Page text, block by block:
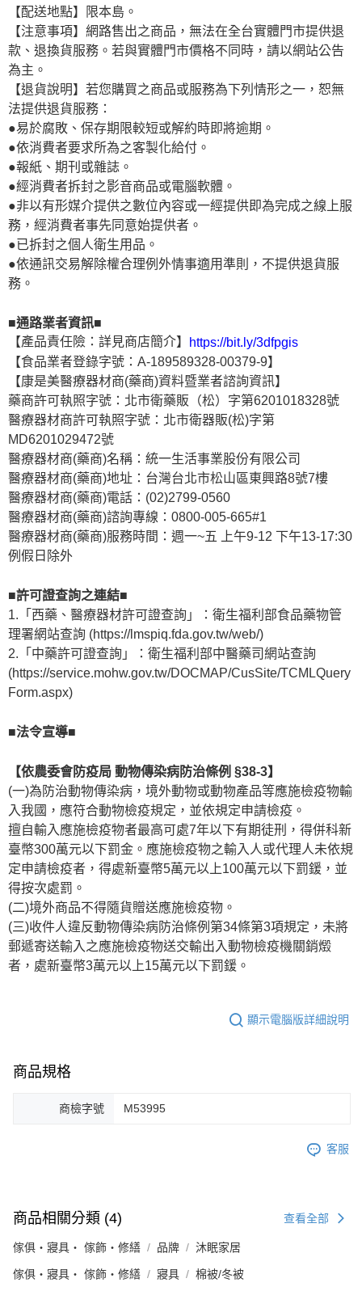
【配送地點】限本島。
【注意事項】網路售出之商品，無法在全台實體門市提供退
款、退換貨服務。若與實體門市價格不同時，請以網站公告
為主。
【退貨說明】若您購買之商品或服務為下列情形之一，恕無
法提供退貨服務：
●易於腐敗、保存期限較短或解約時即將逾期。
●依消費者要求所為之客製化給付。
●報紙、期刊或雜誌。
●經消費者拆封之影音商品或電腦軟體。
●非以有形媒介提供之數位內容或一經提供即為完成之線上服
務，經消費者事先同意始提供者。
●已拆封之個人衛生用品。
●依通訊交易解除權合理例外情事適用準則，不提供退貨服
務。
■通路業者資訊■
【產品責任險：詳見商店簡介】
https://bit.ly/3dfpgis
【食品業者登錄字號：A-189589328-00379-9】
【康是美醫療器材商(藥商)資料暨業者諮詢資訊】
藥商許可執照字號：北市衛藥販（松）字第6201018328號
醫療器材商許可執照字號：北市衛器販(松)字第
MD6201029472號
醫療器材商(藥商)名稱：統一生活事業股份有限公司
醫療器材商(藥商)地址：台灣台北市松山區東興路8號7樓
醫療器材商(藥商)電話：(02)2799-0560
醫療器材商(藥商)諮詢專線：0800-005-665#1
醫療器材商(藥商)服務時間：週一~五 上午9-12 下午13-17:30
例假日除外
■許可證查詢之連結■
1.「西藥、醫療器材許可證查詢」：衛生福利部食品藥物管
理署網站查詢 (https://lmspiq.fda.gov.tw/web/)
2.「中藥許可證查詢」：衛生福利部中醫藥司網站查詢
(https://service.mohw.gov.tw/DOCMAP/CusSite/TCMLQuery
Form.aspx)
■法令宣導■
【依農委會防疫局 動物傳染病防治條例 §38-3】
(一)為防治動物傳染病，境外動物或動物產品等應施檢疫物輸
入我國，應符合動物檢疫規定，並依規定申請檢疫。
擅自輸入應施檢疫物者最高可處7年以下有期徒刑，得併科新
臺幣300萬元以下罰金。應施檢疫物之輸入人或代理人未依規
定申請檢疫者，得處新臺幣5萬元以上100萬元以下罰鍰，並
得按次處罰。
(二)境外商品不得隨貨贈送應施檢疫物。
(三)收件人違反動物傳染病防治條例第34條第3項規定，未將
郵遞寄送輸入之應施檢疫物送交輸出入動物檢疫機關銷燬
者，處新臺幣3萬元以上15萬元以下罰鍰。
顯示電腦版詳細說明
商品規格
商檢字號 M53995
客服
商品相關分類 (4) 查看全部
傢俱・寢具・ 傢飾・修繕 品牌 沐眠家居
傢俱・寢具・ 傢飾・修繕 寢具 棉被/冬被